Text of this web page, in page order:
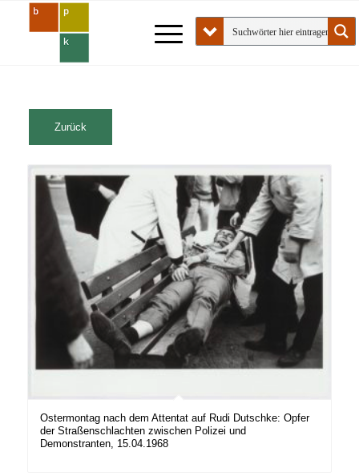
Ostermontag nach dem Attentat auf Rudi Dutschke: Opfer
der Straßenschlachten zwischen Polizei und
Demonstranten, 15.04.1968